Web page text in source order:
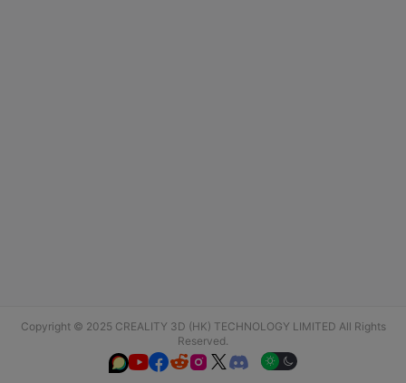
Copyright © 2025 CREALITY 3D (HK) TECHNOLOGY LIMITED All Rights
Reserved.
  